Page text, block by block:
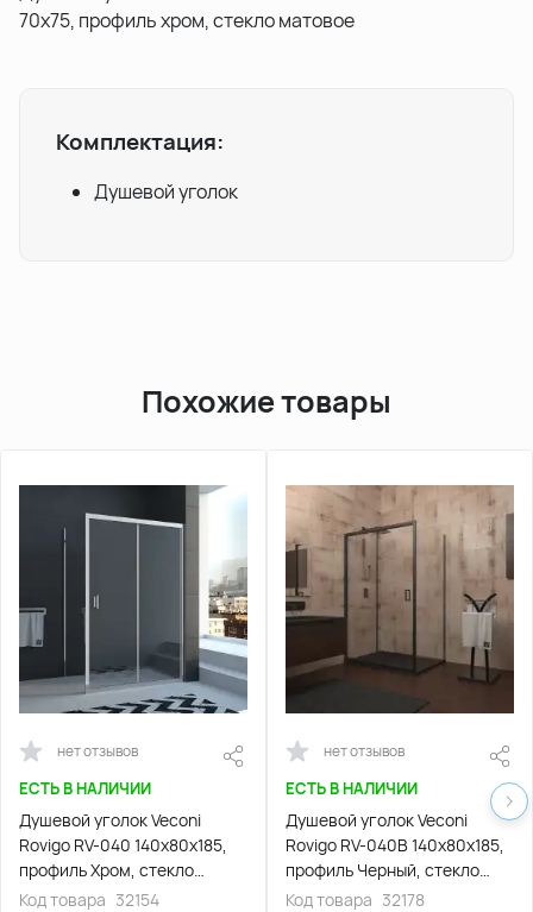
70х75, профиль хром, стекло матовое
Комплектация:
Душевой уголок
Похожие товары
нет отзывов
ЕСТЬ В НАЛИЧИИ
Душевой уголок Veconi
Rovigo RV-040 140х80х185,
профиль Хром, стекло
прозрачное (RV040-14080-
Код товара 32154
нет отзывов
ЕСТЬ В НАЛИЧИИ
Душевой уголок Veconi
Rovigo RV-040B 140х80х185,
профиль Черный, стекло
прозрачное (RV040B-14080-
Код товара 32178